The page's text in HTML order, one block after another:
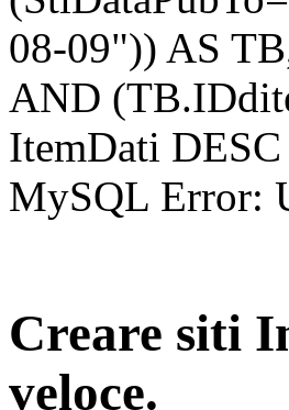
08-09")) AS
AND
ItemDati
MySQL Error:
Creare siti
veloce.